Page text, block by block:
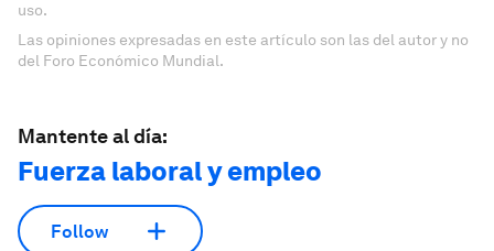
uso.
Las opiniones expresadas en este artículo son las del autor y no
del Foro Económico Mundial.
Mantente al día:
Fuerza laboral y empleo
Follow